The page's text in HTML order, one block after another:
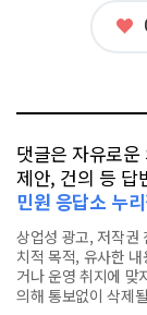
댓글은 자유로
제안, 건의 등 답
민원 응답소 누
상업성 광고, 저작권
치적 목적, 유사한
거나 운영 취지에 맞
의해 통보없이 삭제